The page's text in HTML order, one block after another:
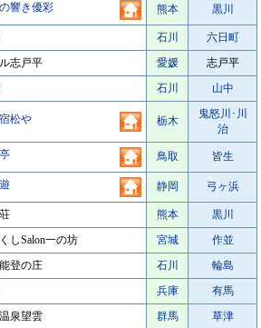
響き優彩 熊本 黒川
石川
六日町
志戸平 愛媛
志戸平
石川 山中
松や 栃木
鬼怒川･川
治
鳥取 皆生
静岡 弓ヶ浜
熊本
黒川
しSalon一の坊 宮城
作並
登の庄 石川
輪島
兵庫
有馬
泉望雲 群馬 草津